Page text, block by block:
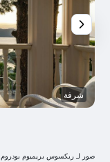
شرفة
صور لـ ريكسوس بريميوم بودروم